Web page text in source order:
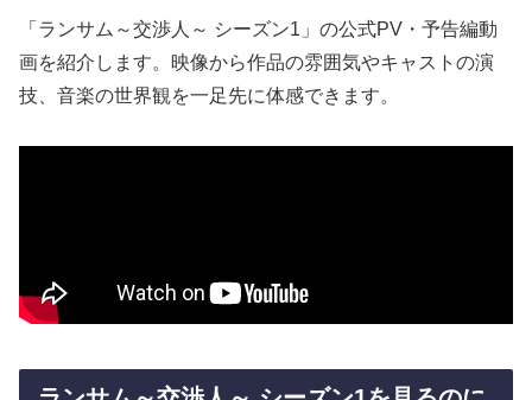
「ランサム～交渉人～ シーズン1」の公式PV・予告編動
画を紹介します。映像から作品の雰囲気やキャストの演
技、音楽の世界観を一足先に体感できます。